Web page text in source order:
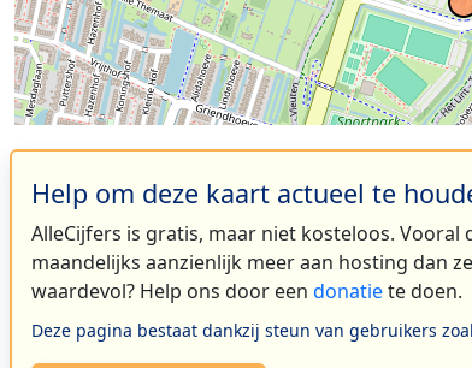
Help om deze kaart actueel te
AlleCijfers is gratis, maar niet kosteloos. Vooral
maandelijks aanzienlijk meer aan hosting dan
waardevol? Help ons door een donatiete doen.
Deze pagina bestaat dankzij steun van gebruikers